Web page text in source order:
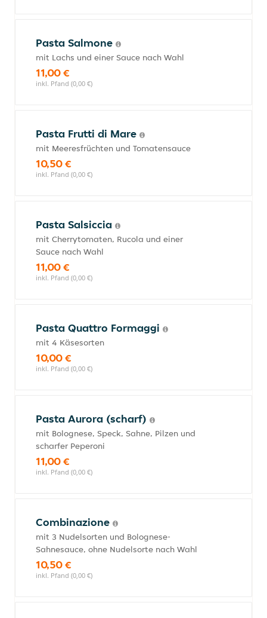
Pasta Salmone
mit Lachs und einer Sauce nach Wahl
11,00 €
inkl. Pfand (0,00 €)
Pasta Frutti di Mare
mit Meeresfrüchten und Tomatensauce
10,50 €
inkl. Pfand (0,00 €)
Pasta Salsiccia
mit Cherrytomaten, Rucola und einer
Sauce nach Wahl
11,00 €
inkl. Pfand (0,00 €)
Pasta Quattro Formaggi
mit 4 Käsesorten
10,00 €
inkl. Pfand (0,00 €)
Pasta Aurora (scharf)
mit Bolognese, Speck, Sahne, Pilzen und
scharfer Peperoni
11,00 €
inkl. Pfand (0,00 €)
Combinazione
mit 3 Nudelsorten und Bolognese-
Sahnesauce, ohne Nudelsorte nach Wahl
10,50 €
inkl. Pfand (0,00 €)